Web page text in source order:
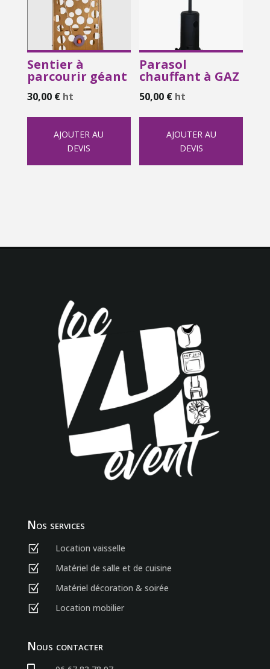
Sentier à
parcourir géant
30,00 € ht
AJOUTER AU
DEVIS
Parasol
chauffant à GAZ
50,00 € ht
AJOUTER AU
DEVIS
Nos services
Z Location vaisselle
Z Matériel de salle et de cuisine
Z Matériel décoration & soirée
Z Location mobilier
Nous contacter